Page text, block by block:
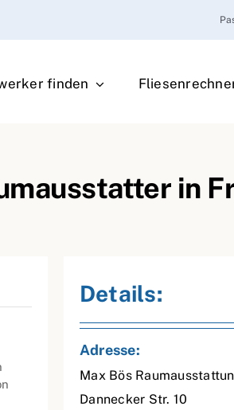
finden
in
Details:
Adresse:
Max Bös
Dannecker Str. 10